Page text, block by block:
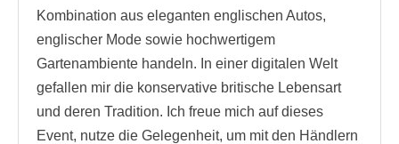
Kombination aus eleganten englischen Autos,
englischer Mode sowie hochwertigem
Gartenambiente handeln. In einer digitalen Welt
gefallen mir die konservative britische Lebensart
und deren Tradition. Ich freue mich auf dieses
Event, nutze die Gelegenheit, um mit den Händlern